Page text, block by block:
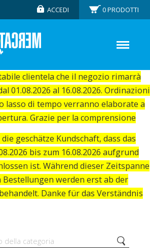
clientela che il negozio rimarrà
01.08.2026 al 16.08.2026. Ordinazioni
lasso di tempo verranno elaborate a
Grazie per la comprensione
geschätze Kundschaft, dass das
bis zum 16.08.2026 aufgrund
ist. Während dieser Zeitspanne
werden erst ab der
Danke für das Verständnis
ACCEDI 0PRODOTTI